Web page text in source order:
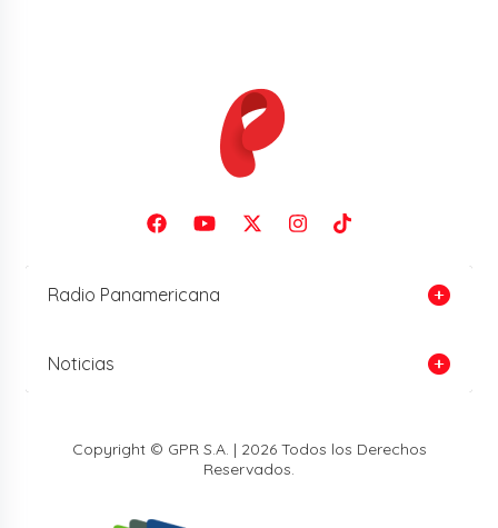
Radio Panamericana
Noticias
Copyright © GPR S.A. | 2026 Todos los Derechos
Reservados.